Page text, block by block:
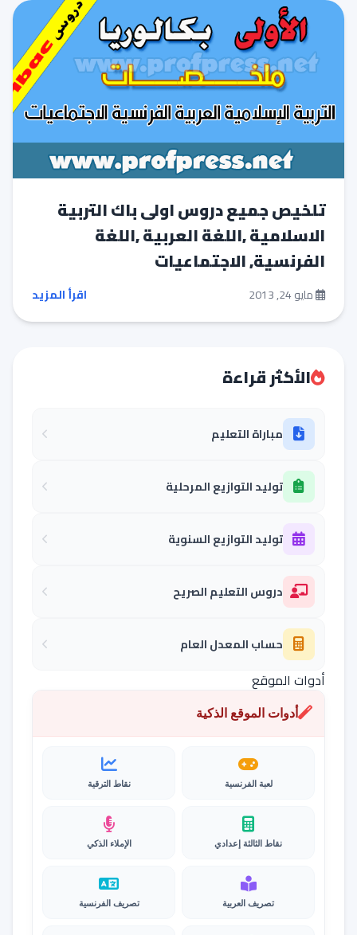
تلخيص جميع دروس اولى باك التربية
الاسلامية ,اللغة العربية ,اللغة
الفرنسية, الاجتماعيات
مايو 24, 2013 اقرأ المزيد
الأكثر قراءة
مباراة التعليم
توليد التوازيع المرحلية
توليد التوازيع السنوية
دروس التعليم الصريح
حساب المعدل العام
أدوات الموقع
أدوات الموقع الذكية
لعبة الفرنسية نقاط الترقية
نقاط الثالثة إعدادي الإملاء الذكي
تصريف العربية تصريف الفرنسية